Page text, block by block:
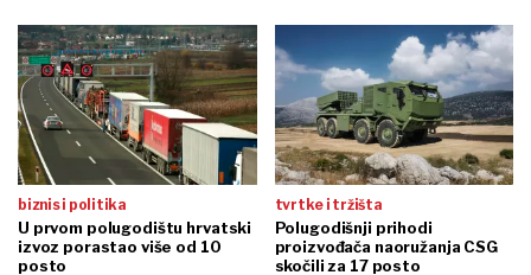
biznis i politika
U prvom polugodištu hrvatski
izvoz porastao više od 10
posto
tvrtke i tržišta
Polugodišnji prihodi
proizvođača naoružanja CSG
skočili za 17 posto